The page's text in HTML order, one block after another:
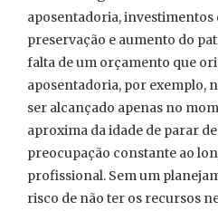
aposentadoria, investimentos
preservação e aumento do
falta de um orçamento que
aposentadoria, por exemplo,
ser alcançado apenas no
aproxima da idade de parar
preocupação constante ao
profissional. Sem um
risco de não ter os recursos